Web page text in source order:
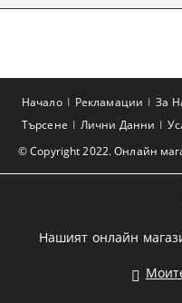
© Copyright 2022. Онлайн
Начало Рекламации За
Търсене
Лични Данни
Нашият онлайн